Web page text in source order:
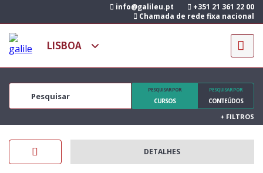
info@galileu.pt
+351 21 361 22 00
Chamada de rede fixa nacional
PESQUISAR POR
CURSOS
PESQUISAR POR
CONTEÚDOS
+ FILTROS
DETALHES